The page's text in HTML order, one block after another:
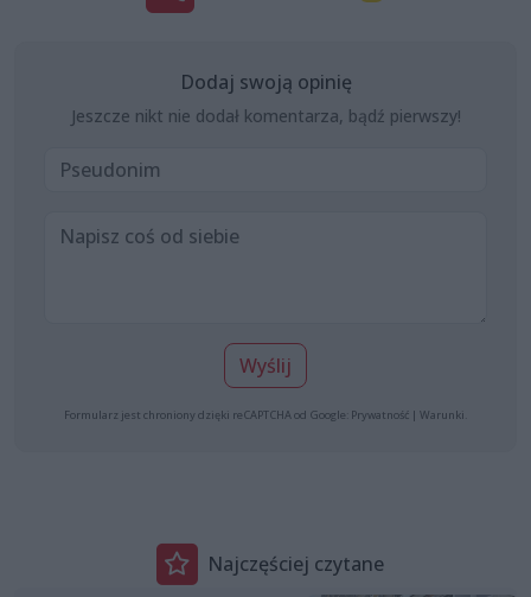
Dodaj swoją opinię
Jeszcze nikt nie dodał komentarza, bądź pierwszy!
Wyślij
Formularz jest chroniony dzięki reCAPTCHA od Google: Prywatność | Warunki
Najczęściej czytane